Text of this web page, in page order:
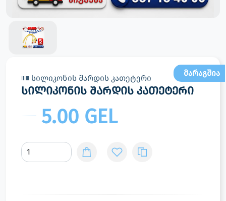
სილიკონის შარდის კათეტერი
მარაგშია
სილიკონის შარდის კათეტერი
5.00 GEL